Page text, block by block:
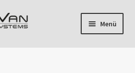
Menü